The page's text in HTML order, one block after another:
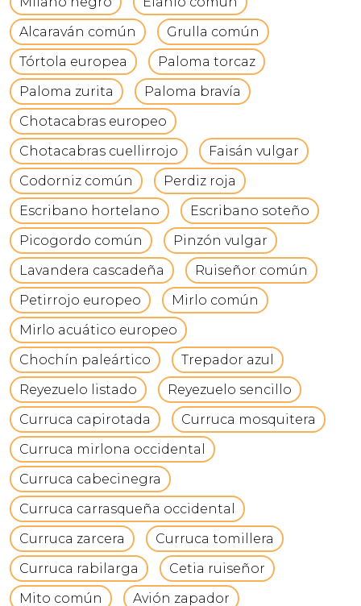
Alcaraván común
Grulla común
Tórtola europea
Paloma torcaz
Paloma zurita
Paloma bravía
Chotacabras europeo
Chotacabras cuellirrojo
Faisán vulgar
Codorniz común
Perdiz roja
Escribano hortelano
Escribano soteño
Picogordo común
Pinzón vulgar
Lavandera cascadeña
Ruiseñor común
Petirrojo europeo
Mirlo común
Mirlo acuático europeo
Chochín paleártico
Trepador azul
Reyezuelo listado
Reyezuelo sencillo
Curruca capirotada
Curruca mosquitera
Curruca mirlona occidental
Curruca cabecinegra
Curruca carrasqueña occidental
Curruca zarcera
Curruca tomillera
Curruca rabilarga
Cetia ruiseñor
Mito común
Avión zapador